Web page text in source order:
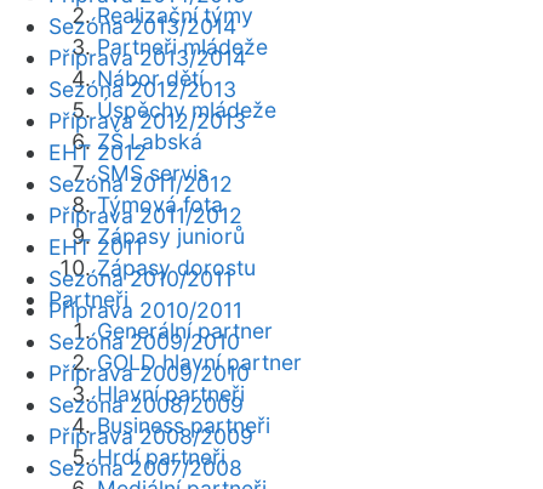
Realizační týmy
Partneři mládeže
Nábor dětí
Úspěchy mládeže
ZŠ Labská
SMS servis
Týmová fota
Zápasy juniorů
Zápasy dorostu
Partneři
Generální partner
GOLD hlavní partner
Hlavní partneři
Business partneři
Hrdí partneři
Sezóna 2013/2014
Příprava 2013/2014
Sezóna 2012/2013
Příprava 2012/2013
EHT 2012
Sezóna 2011/2012
Příprava 2011/2012
EHT 2011
Sezóna 2010/2011
Příprava 2010/2011
Sezóna 2009/2010
Příprava 2009/2010
Sezóna 2008/2009
Příprava 2008/2009
Sezóna 2007/2008